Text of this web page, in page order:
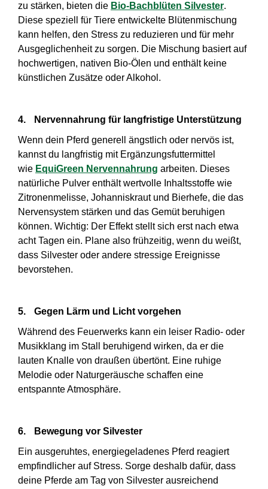
zu stärken, bieten die Bio-Bachblüten Silvester.
Diese speziell für Tiere entwickelte Blütenmischung
kann helfen, den Stress zu reduzieren und für mehr
Ausgeglichenheit zu sorgen. Die Mischung basiert auf
hochwertigen, nativen Bio-Ölen und enthält keine
künstlichen Zusätze oder Alkohol.
4. Nervennahrung für langfristige Unterstützung
Wenn dein Pferd generell ängstlich oder nervös ist,
kannst du langfristig mit Ergänzungsfuttermittel
wie EquiGreen Nervennahrung arbeiten. Dieses
natürliche Pulver enthält wertvolle Inhaltsstoffe wie
Zitronenmelisse, Johanniskraut und Bierhefe, die das
Nervensystem stärken und das Gemüt beruhigen
können. Wichtig: Der Effekt stellt sich erst nach etwa
acht Tagen ein. Plane also frühzeitig, wenn du weißt,
dass Silvester oder andere stressige Ereignisse
bevorstehen.
5. Gegen Lärm und Licht vorgehen
Während des Feuerwerks kann ein leiser Radio- oder
Musikklang im Stall beruhigend wirken, da er die
lauten Knalle von draußen übertönt. Eine ruhige
Melodie oder Naturgeräusche schaffen eine
entspannte Atmosphäre.
6. Bewegung vor Silvester
Ein ausgeruhtes, energiegeladenes Pferd reagiert
empfindlicher auf Stress. Sorge deshalb dafür, dass
deine Pferde am Tag von Silvester ausreichend